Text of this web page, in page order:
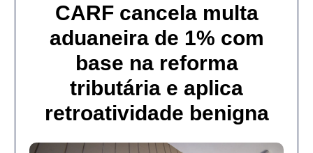
CARF cancela multa
aduaneira de 1% com
base na reforma
tributária e aplica
retroatividade benigna